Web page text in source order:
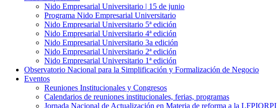
Nido Empresarial Universitario | 15 de junio
Programa Nido Empresarial Universitario
Nido Empresarial Universitario 5ª edición
Nido Empresarial Universitario 4ª edición
Nido Empresarial Universitario 3a edición
Nido Empresarial Universitario 2ª edición
Nido Empresarial Universitario 1ª edición
Observatorio Nacional para la Simplificación y Formalización de Negocio
Eventos
Reuniones Institucionales y Congresos
Calendarios de reuniones institucionales, ferias, programas
Jornada Nacional de Actualización en Materia de reforma a la LFPIORPI